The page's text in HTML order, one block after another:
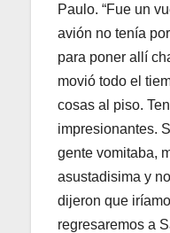
Paulo. “Fue un
avión no tenía
para poner allí
movió todo el
cosas al piso.
impresionantes.
gente vomitaba,
asustadisima y
dijeron que
regresaremos a